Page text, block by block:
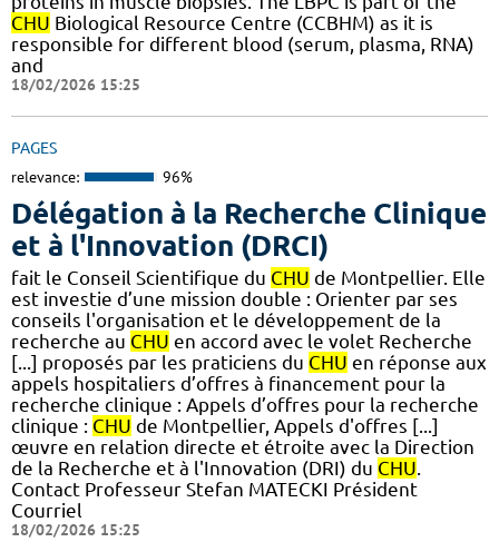
CHU Biological Resource Centre (CCBHM) as it is
responsible for different blood (serum, plasma, RNA)
and
18/02/2026 15:25
PAGES
relevance: 96%
Délégation à la Recherche Clinique
et à l'Innovation (DRCI)
fait le Conseil Scientifique du CHU de Montpellier. Elle
est investie d’une mission double : Orienter par ses
conseils l'organisation et le développement de la
recherche au CHU en accord avec le volet Recherche
[...] proposés par les praticiens du CHU en réponse aux
appels hospitaliers d’offres à financement pour la
recherche clinique : Appels d’offres pour la recherche
clinique : CHU de Montpellier, Appels d'offres [...]
œuvre en relation directe et étroite avec la Direction
de la Recherche et à l'Innovation (DRI) du CHU.
Contact Professeur Stefan MATECKI Président
Courriel
18/02/2026 15:25